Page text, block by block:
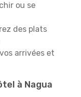
ou se
des plats
arrivées et
à Nagua